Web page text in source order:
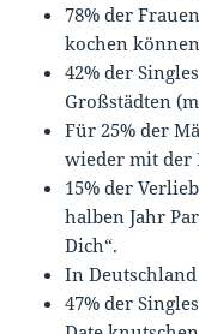
78% der
kochen
42% der
Großstädten
Für 25% der
wieder mit der
15% der
halben Jahr
Dich“.
In
47% der